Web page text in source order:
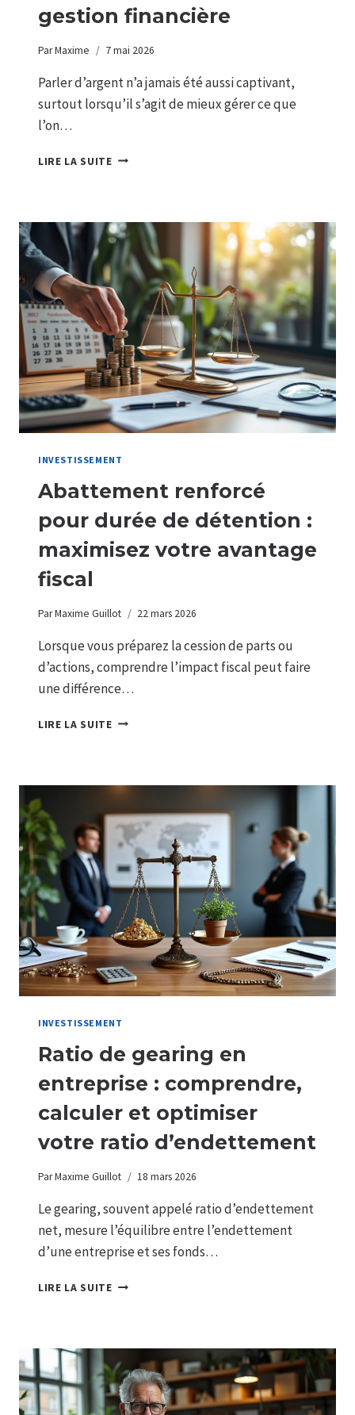
gestion financière
ParMaxime 7 mai 2026
Parler d’argent n’a jamais été aussi captivant,
surtout lorsqu’il s’agit de mieux gérer ce que
l’on…
LIRE LA SUITEOPTIMISER
À
UNE
BONNE
GESTION
FINANCIÈRE
INVESTISSEMENT
Abattement renforcé
pour durée de détention :
maximisez votre avantage
fiscal
ParMaxime Guillot 22 mars 2026
Lorsque vous préparez la cession de parts ou
d’actions, comprendre l’impact fiscal peut faire
une différence…
LIRE LA SUITEABATTEMENT
DE
:
MAXIMISEZ
VOTRE
AVANTAGE
FISCAL
INVESTISSEMENT
Ratio de gearing en
entreprise : comprendre,
calculer et optimiser
votre ratio d’endettement
ParMaxime Guillot 18 mars 2026
Le gearing, souvent appelé ratio d’endettement
net, mesure l’équilibre entre l’endettement
d’une entreprise et ses fonds…
LIRE LA SUITERATIO
ENTREPRISE
:
COMPRENDRE,
CALCULER